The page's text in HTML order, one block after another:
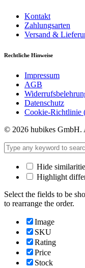
Kontakt
Zahlungsarten
Versand &
Rechtliche Hinweise
Impressum
AGB
Datenschutz
Cookie-Richtlinie
© 2026 hubikes GmbH.
Hide
Highlight
Select the fields to be
to rearrange the order.
Image
SKU
Rating
Price
Stock